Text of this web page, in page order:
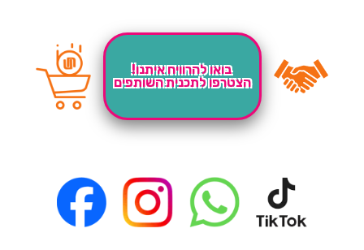
בואו להרוויח איתנו!
הצטרפו לתכנית השותפים